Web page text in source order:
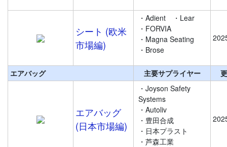
シート (欧米
市場編)
・Adient
・Lear
・FORVIA
・Magna Seating
・Brose
エアバッグ 主要サプライヤー
エアバッグ
(日本市場編)
・Joyson Safety
Systems
・Autoliv
・豊田合成
・日本プラスト
・芦森工業